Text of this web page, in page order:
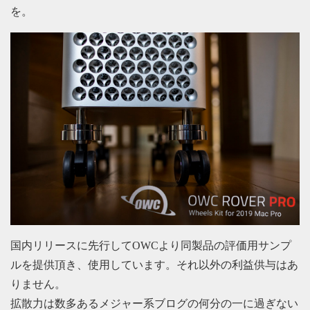
を。
国内リリースに先行してOWCより同製品の評価用サンプ
ルを提供頂き、使用しています。それ以外の利益供与はあ
りません。
拡散力は数多あるメジャー系ブログの何分の一に過ぎない